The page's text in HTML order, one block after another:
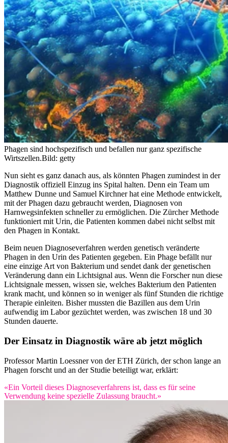
Phagen sind hochspezifisch und befallen nur ganz spezifische
Wirtszellen.Bild: getty
Nun sieht es ganz danach aus, als könnten Phagen zumindest in der
Diagnostik offiziell Einzug ins Spital halten. Denn ein Team um
Matthew Dunne und Samuel Kirchner hat eine Methode entwickelt,
mit der Phagen dazu gebraucht werden, Diagnosen von
Harnwegsinfekten schneller zu ermöglichen. Die Zürcher Methode
funktioniert mit Urin, die Patienten kommen dabei nicht selbst mit
den Phagen in Kontakt.
Beim neuen Diagnoseverfahren werden genetisch veränderte
Phagen in den Urin des Patienten gegeben. Ein Phage befällt nur
eine einzige Art von Bakterium und sendet dank der genetischen
Veränderung dann ein Lichtsignal aus. Wenn die Forscher nun diese
Lichtsignale messen, wissen sie, welches Bakterium den Patienten
krank macht, und können so in weniger als fünf Stunden die richtige
Therapie einleiten. Bisher mussten die Bazillen aus dem Urin
aufwendig im Labor gezüchtet werden, was zwischen 18 und 30
Stunden dauerte.
Der Einsatz in Diagnostik wäre ab jetzt möglich
Professor Martin Loessner von der ETH Zürich, der schon lange an
Phagen forscht und an der Studie beteiligt war, erklärt:
«Ein Vorteil dieses Diagnoseverfahrens ist, dass es für seine
Verwendung keine spezielle Zulassung braucht.»